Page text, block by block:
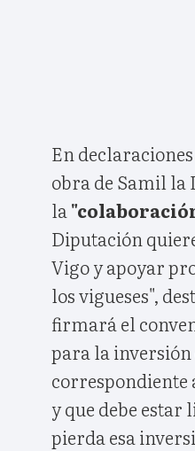
En
obra de Samil la
la
Diputación
Vigo y apoyar
los vigueses",
firmará el
para la inversión
correspondiente
y que debe estar
pierda esa